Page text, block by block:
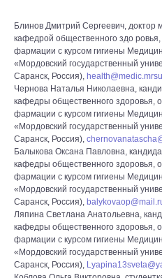
Блинов Дмитрий Сергеевич, доктор
кафедрой общественного здо
фармации с курсом гигиены
«Мордовский государственный
Саранск, Россия),
Чернова Наталья Николаевна,
кафедры общественного здоровья,
фармации с курсом гигиены
«Мордовский государственный
Саранск, Россия),
Балыкова Оксана Павловна,
кафедры общественного здоровья,
фармации с курсом гигиены
«Мордовский государственный
Саранск, Россия),
Ляпина Светлана Анатольевна,
кафедры общественного здоровья,
фармации с курсом гигиены
«Мордовский государственный
Саранск, Россия),